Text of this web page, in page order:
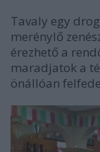
Tavaly egy
merénylő
érezhető a
maradjatok a
önállóan